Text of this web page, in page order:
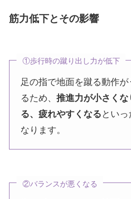
筋力低下とその影響
①歩行時の蹴り出し力が低下
足の指で地面を蹴る動作
るため、推進力が小さく
る、疲れやすくなる といっ
なります。
②バランスが悪くなる